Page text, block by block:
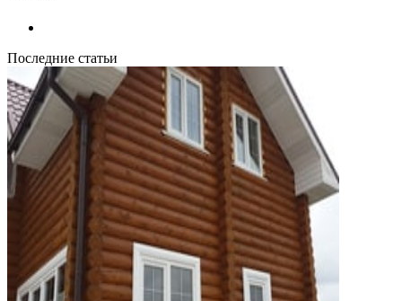
Последние статьи